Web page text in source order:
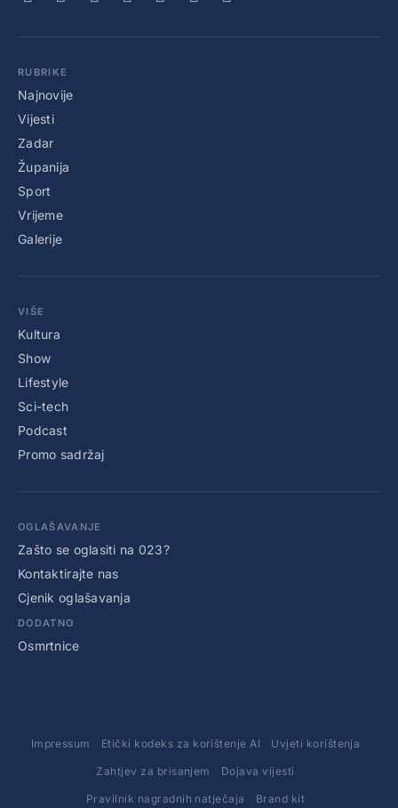
RUBRIKE
Najnovije
Vijesti
Zadar
Županija
Sport
Vrijeme
Galerije
VIŠE
Kultura
Show
Lifestyle
Sci-tech
Podcast
Promo sadržaj
OGLAŠAVANJE
Zašto se oglasiti na 023?
Kontaktirajte nas
Cjenik oglašavanja
DODATNO
Osmrtnice
Impressum Etički kodeks za korištenje AI Uvjeti korištenja
Zahtjev za brisanjem Dojava vijesti
Pravilnik nagradnih natječaja Brand kit